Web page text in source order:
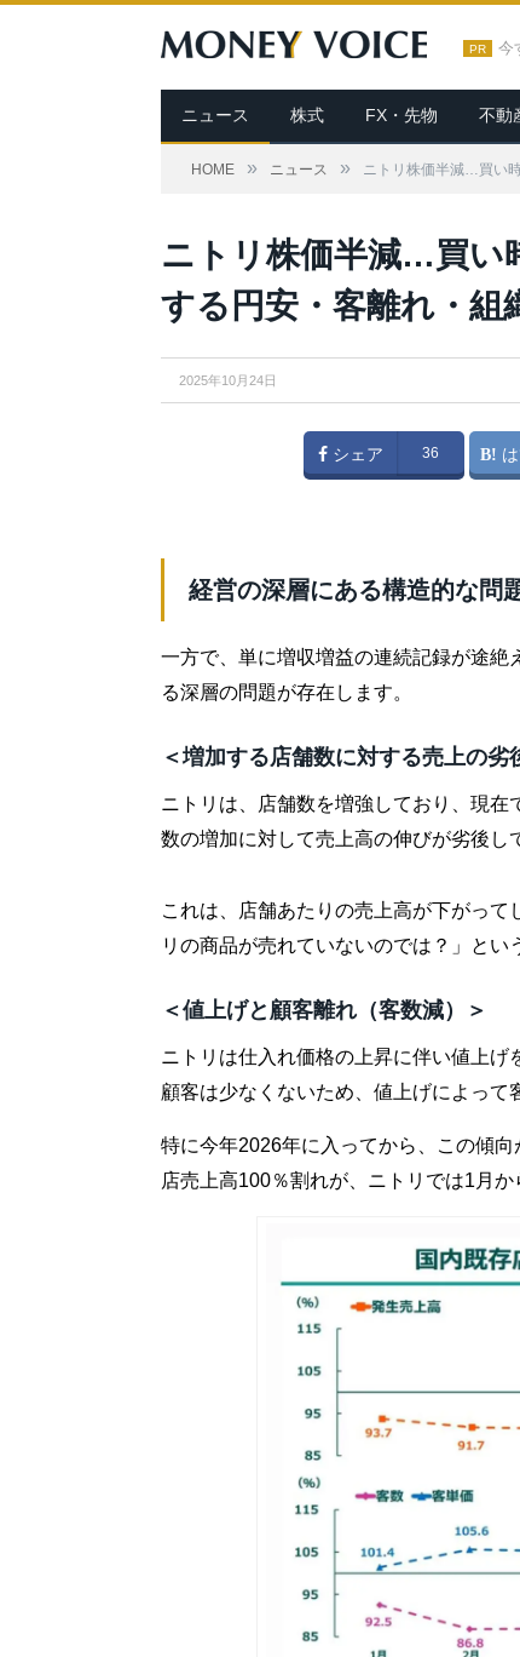
PR 今
ニュース 株式 FX・先物 不動
HOME » ニュース » ニトリ株価半減…買い
ニトリ株価半減…買い
する円安・客離れ・組
2025年10月24日
シェア 36
経営の深層にある構造的な問
一方で、単に増収増益の連続記録が途絶
る深層の問題が存在します。
＜増加する店舗数に対する売上の劣
ニトリは、店舗数を増強しており、現
数の増加に対して売上高の伸びが劣後し
これは、店舗あたりの売上高が下がっ
リの商品が売れていないのでは？」とい
＜値上げと顧客離れ（客数減）＞
ニトリは仕入れ価格の上昇に伴い値上
顧客は少なくないため、値上げによって
特に今年2026年に入ってから、この傾
店売上高100％割れが、ニトリでは1月